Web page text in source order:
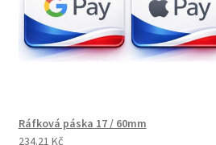
Ráfková páska 17 / 60mm
234.21 Kč